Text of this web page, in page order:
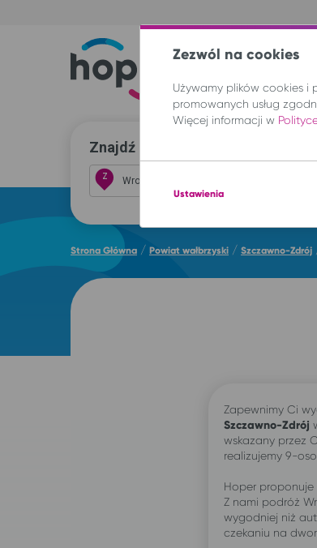
Znajdź przejazd i kup bilet
Z
Strona Główna / Powiat wałbrzyski / Szczawno-Zdrój
Zapewnimy Ci
Szczawno-Zdrój
wskazany przez
realizujemy 9-
Hoper
Z nami podróż
wygodniej niż
czekaniu na
Zezwól na cookies
Używamy plików cookies i
promowanych usług
Więcej informacji w
Ustawienia